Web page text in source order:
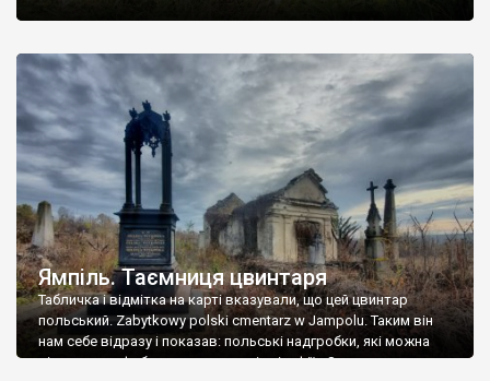
Ямпіль. Таємниця цвинтаря
Табличка і відмітка на карті вказували, що цей цвинтар
польський. Zabytkowy polski cmentarz w Jampolu. Таким він
нам себе відразу і показав: польські надгробки, які можна
віднести до фабричних, польські епітафії… Загалом цвинтар